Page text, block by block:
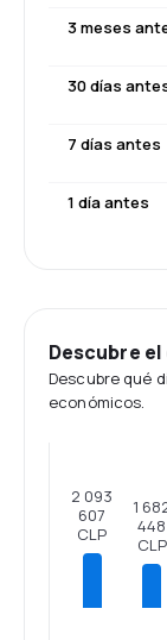
3 meses
30 días
7 días antes
1 día antes
Descubre
Descubre qué
económicos.
2 093
607
CLP
1
448
CLP